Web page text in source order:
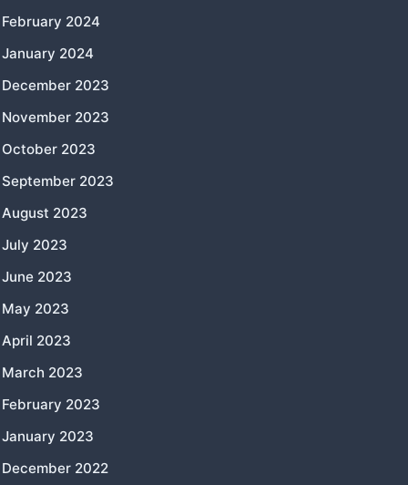
February 2024
January 2024
December 2023
November 2023
October 2023
September 2023
August 2023
July 2023
June 2023
May 2023
April 2023
March 2023
February 2023
January 2023
December 2022